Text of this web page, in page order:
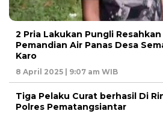
2 Pria Lakukan Pungli
Pemandian Air Panas Desa
Karo
8 April 2025 | 9:07 am WIB
Tiga Pelaku Curat berhasil Di
Polres Pematangsiantar